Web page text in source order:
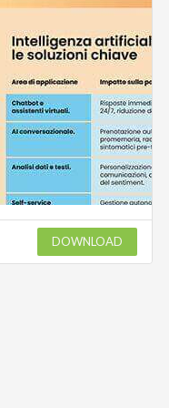
DOWNLOAD